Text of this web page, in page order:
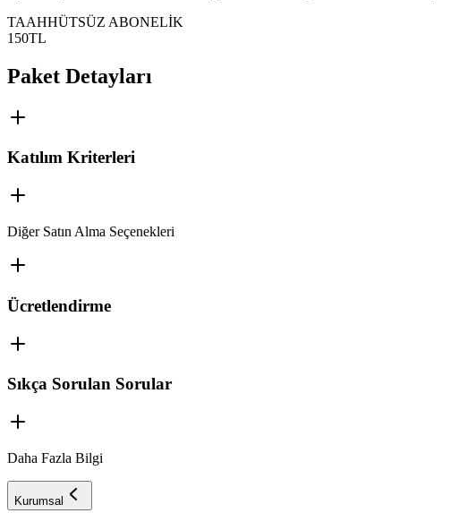
TAAHHÜTSÜZ ABONELİK
150TL
Paket Detayları
Katılım Kriterleri
Diğer Satın Alma Seçenekleri
Ücretlendirme
Sıkça Sorulan Sorular
Daha Fazla Bilgi
Kurumsal